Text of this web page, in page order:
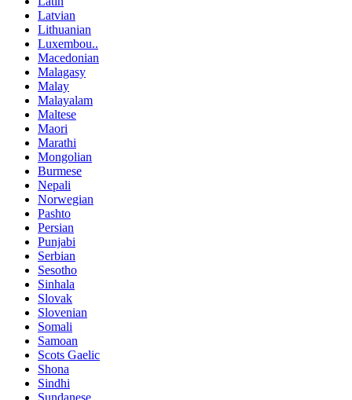
Latvian
Lithuanian
Luxembou..
Macedonian
Malagasy
Malay
Malayalam
Maltese
Maori
Marathi
Mongolian
Burmese
Nepali
Norwegian
Pashto
Persian
Punjabi
Serbian
Sesotho
Sinhala
Slovak
Slovenian
Somali
Samoan
Scots Gaelic
Shona
Sindhi